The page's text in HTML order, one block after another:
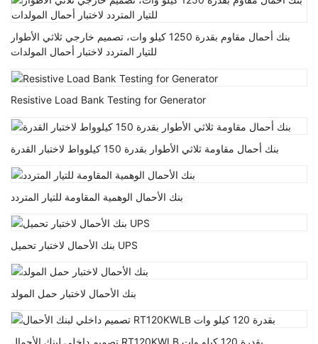
بنك أحمال مقاوم بقدرة 1250 كيلو وات، تصميم خارجي ثلاثي الأطوار
للتيار المتردد لاختبار أحمال المولدات
Resistive Load Bank Testing for Generator
بنك أحمال مقاومة ثلاثي الأطوار بقدرة 150 كيلوواط لاختبار القدرة
بنك الأحمال الوهمية المقاومة للتيار المتردد
بنك الأحمال لاختبار تحميل UPS
بنك الأحمال لاختبار حمل المولد
تصميم داخلي لبنك الأحمال RT120KWLB بقدرة 120 كيلو وات